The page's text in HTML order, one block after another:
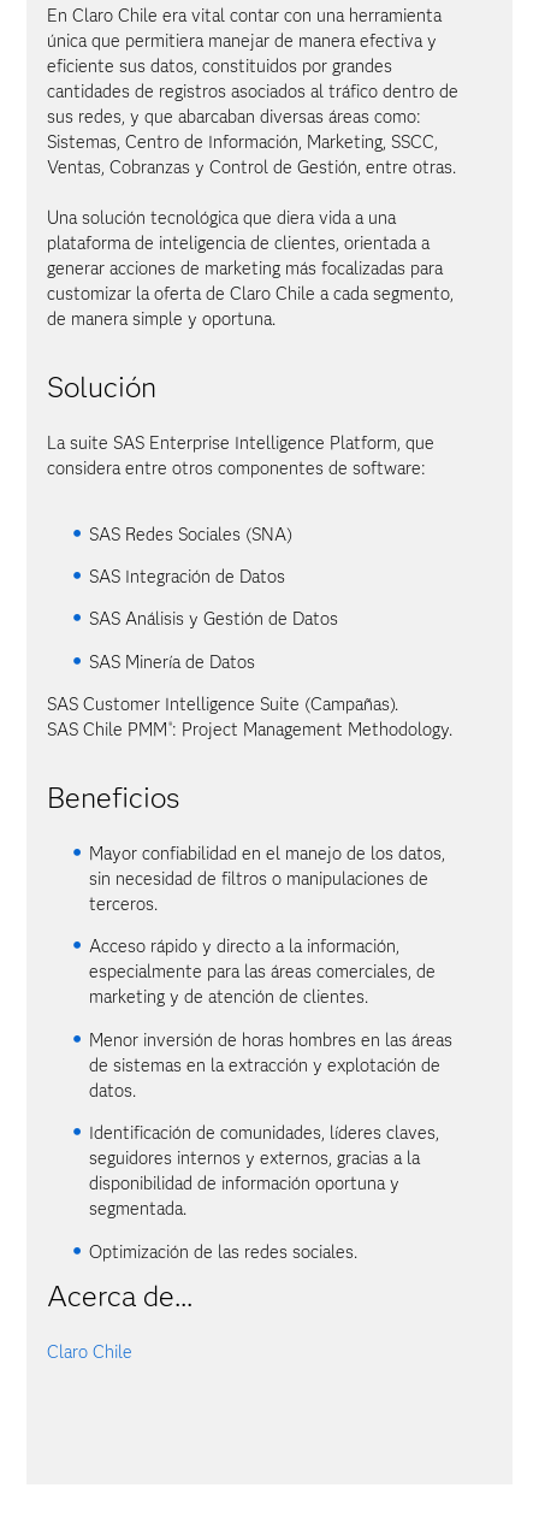
En Claro Chile era vital contar con una herramienta
única que permitiera manejar de manera efectiva y
eficiente sus datos, constituidos por grandes
cantidades de registros asociados al tráfico dentro de
sus redes, y que abarcaban diversas áreas como:
Sistemas, Centro de Información, Marketing, SSCC,
Ventas, Cobranzas y Control de Gestión, entre otras.
Una solución tecnológica que diera vida a una
plataforma de inteligencia de clientes, orientada a
generar acciones de marketing más focalizadas para
customizar la oferta de Claro Chile a cada segmento,
de manera simple y oportuna.
Solución
La suite SAS Enterprise Intelligence Platform, que
considera entre otros componentes de software:
SAS Redes Sociales (SNA)
SAS Integración de Datos
SAS Análisis y Gestión de Datos
SAS Minería de Datos
SAS Customer Intelligence Suite (Campañas).
SAS Chile PMM ®: Project Management Methodology.
Beneficios
Mayor confiabilidad en el manejo de los datos,
sin necesidad de filtros o manipulaciones de
terceros.
Acceso rápido y directo a la información,
especialmente para las áreas comerciales, de
marketing y de atención de clientes.
Menor inversión de horas hombres en las áreas
de sistemas en la extracción y explotación de
datos.
Identificación de comunidades, líderes claves,
seguidores internos y externos, gracias a la
disponibilidad de información oportuna y
segmentada.
Optimización de las redes sociales.
Acerca de...
Claro Chile